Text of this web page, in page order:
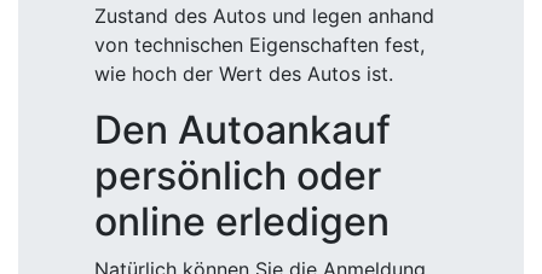
Zustand des Autos und legen anhand
von technischen Eigenschaften fest,
wie hoch der Wert des Autos ist.
Den Autoankauf
persönlich oder
online erledigen
Natürlich können Sie die Anmeldung